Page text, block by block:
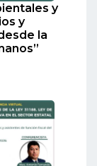
y
y
la